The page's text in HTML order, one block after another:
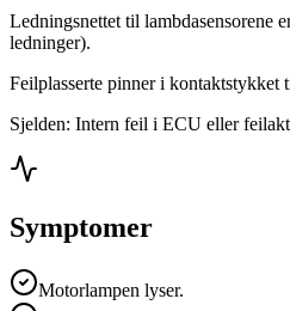
Ledningsnettet til lambdasensorene
ledninger).
Feilplasserte pinner i kontaktstykket
Sjelden: Intern feil i ECU eller
Symptomer
Motorlampen lyser.